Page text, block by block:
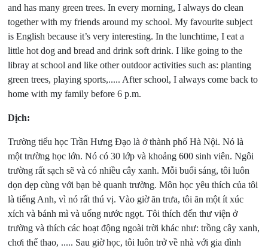
and has many green trees. In every morning, I always do clean
together with my friends around my school. My favourite subject
is English because it’s very interesting. In the lunchtime, I eat a
little hot dog and bread and drink soft drink. I like going to the
libray at school and like other outdoor activities such as: planting
green trees, playing sports,..... After school, I always come back to
home with my family before 6 p.m.
Dịch:
Trường tiểu học Trần Hưng Đạo là ở thành phố Hà Nội. Nó là
một trường học lớn. Nó có 30 lớp và khoảng 600 sinh viên. Ngôi
trường rất sạch sẽ và có nhiều cây xanh. Mỗi buổi sáng, tôi luôn
dọn dẹp cùng với bạn bè quanh trường. Môn học yêu thích của tôi
là tiếng Anh, vì nó rất thú vị. Vào giờ ăn trưa, tôi ăn một ít xúc
xích và bánh mì và uống nước ngọt. Tôi thích đến thư viện ở
trường và thích các hoạt động ngoài trời khác như: trồng cây xanh,
chơi thể thao, ..... Sau giờ học, tôi luôn trở về nhà với gia đình